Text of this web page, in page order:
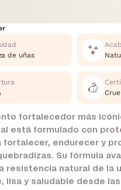
de uñas
fortalecedor más
está formulado con
fortalecer, endurecer y
Su fórmula
resistencia natural de la
lisa y saludable desde